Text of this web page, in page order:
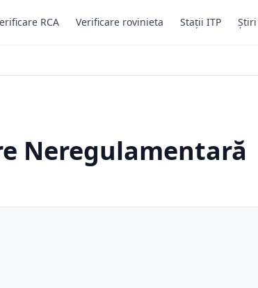
RCA Verificare rovinieta Stații ITP
Neregulamentară